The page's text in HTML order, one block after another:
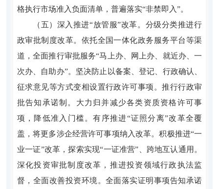
格执行市场准入负面清单，普遍落实“非禁即入”。
（五）深入推进“放管服”改革。分级分类推进行
政审批制度改革。依托全国一体化政务服务平台等渠
道，全面推行审批服务“马上办、网上办、就近办、一
次办、自助办”。坚决防止以备案、登记、行政确认、
征求意见等方式变相设置行政许可事项。推行行政审
批告知承诺制。大力归并减少各类资质资格许可事
项，降低准入门槛。有序推进“证照分离”改革全覆
盖，将更多涉企经营许可事项纳入改革。积极推进“一
业一证”改革，探索实现“一证准营”、跨地互认通用。
深化投资审批制度改革，推进投资领域行政执法监
督，全面改善投资环境。全面落实证明事项告知承诺